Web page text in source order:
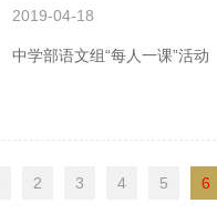
2019-04-18
中学部语文组“每人一课”活动
2 3 4 5 6